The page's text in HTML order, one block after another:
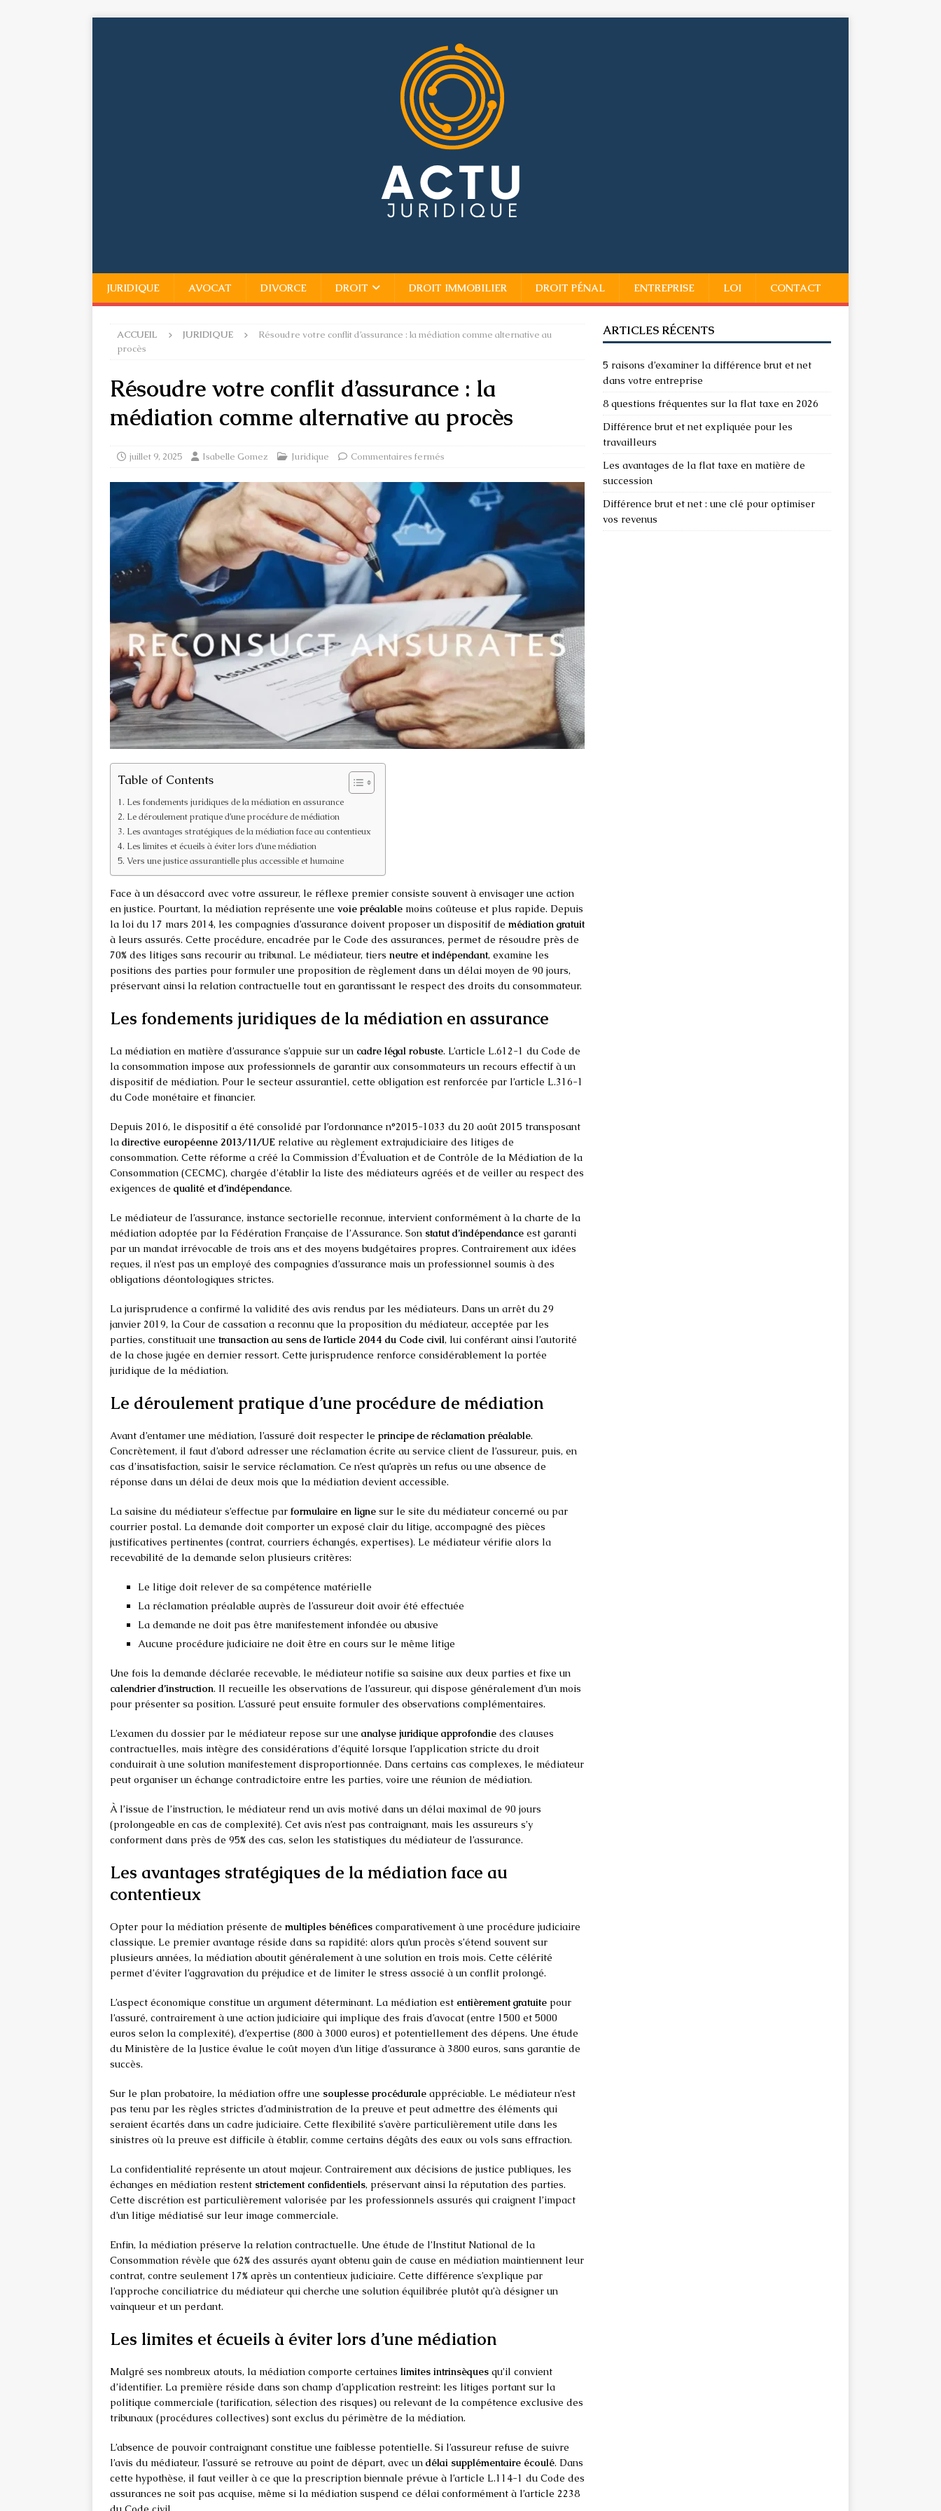
JURIDIQUE AVOCAT DIVORCE DROIT DROIT IMMOBILIER DROIT PÉNAL ENTREPRISE LOI CONTACT
ACCUEIL JURIDIQUE
Résoudre votre conflit d’assurance : la médiation comme alternative au
procès
Résoudre votre conflit d’assurance : la
médiation comme alternative au procès
juillet 9, 2025 Isabelle Gomez Juridique Commentaires fermés
Table of Contents
Les fondements juridiques de la médiation en assurance
Le déroulement pratique d’une procédure de médiation
Les avantages stratégiques de la médiation face au contentieux
Les limites et écueils à éviter lors d’une médiation
Vers une justice assurantielle plus accessible et humaine
Face à un désaccord avec votre assureur, le réflexe premier consiste souvent à envisager une action
en justice. Pourtant, la médiation représente une voie préalable moins coûteuse et plus rapide. Depuis
la loi du 17 mars 2014, les compagnies d’assurance doivent proposer un dispositif de médiation gratuit
à leurs assurés. Cette procédure, encadrée par le Code des assurances, permet de résoudre près de
70% des litiges sans recourir au tribunal. Le médiateur, tiers neutre et indépendant, examine les
positions des parties pour formuler une proposition de règlement dans un délai moyen de 90 jours,
préservant ainsi la relation contractuelle tout en garantissant le respect des droits du consommateur.
Les fondements juridiques de la médiation en assurance
La médiation en matière d’assurance s’appuie sur un cadre légal robuste. L’article L.612-1 du Code de
la consommation impose aux professionnels de garantir aux consommateurs un recours effectif à un
dispositif de médiation. Pour le secteur assurantiel, cette obligation est renforcée par l’article L.316-1
du Code monétaire et financier.
Depuis 2016, le dispositif a été consolidé par l’ordonnance n°2015-1033 du 20 août 2015 transposant
la directive européenne 2013/11/UE relative au règlement extrajudiciaire des litiges de
consommation. Cette réforme a créé la Commission d’Évaluation et de Contrôle de la Médiation de la
Consommation (CECMC), chargée d’établir la liste des médiateurs agréés et de veiller au respect des
exigences de qualité et d’indépendance.
Le médiateur de l’assurance, instance sectorielle reconnue, intervient conformément à la charte de la
médiation adoptée par la Fédération Française de l’Assurance. Son statut d’indépendance est garanti
par un mandat irrévocable de trois ans et des moyens budgétaires propres. Contrairement aux idées
reçues, il n’est pas un employé des compagnies d’assurance mais un professionnel soumis à des
obligations déontologiques strictes.
La jurisprudence a confirmé la validité des avis rendus par les médiateurs. Dans un arrêt du 29
janvier 2019, la Cour de cassation a reconnu que la proposition du médiateur, acceptée par les
parties, constituait une transaction au sens de l’article 2044 du Code civil, lui conférant ainsi l’autorité
de la chose jugée en dernier ressort. Cette jurisprudence renforce considérablement la portée
juridique de la médiation.
Le déroulement pratique d’une procédure de médiation
Avant d’entamer une médiation, l’assuré doit respecter le principe de réclamation préalable.
Concrètement, il faut d’abord adresser une réclamation écrite au service client de l’assureur, puis, en
cas d’insatisfaction, saisir le service réclamation. Ce n’est qu’après un refus ou une absence de
réponse dans un délai de deux mois que la médiation devient accessible.
La saisine du médiateur s’effectue par formulaire en ligne sur le site du médiateur concerné ou par
courrier postal. La demande doit comporter un exposé clair du litige, accompagné des pièces
justificatives pertinentes (contrat, courriers échangés, expertises). Le médiateur vérifie alors la
recevabilité de la demande selon plusieurs critères:
Le litige doit relever de sa compétence matérielle
La réclamation préalable auprès de l’assureur doit avoir été effectuée
La demande ne doit pas être manifestement infondée ou abusive
Aucune procédure judiciaire ne doit être en cours sur le même litige
Une fois la demande déclarée recevable, le médiateur notifie sa saisine aux deux parties et fixe un
calendrier d’instruction. Il recueille les observations de l’assureur, qui dispose généralement d’un mois
pour présenter sa position. L’assuré peut ensuite formuler des observations complémentaires.
L’examen du dossier par le médiateur repose sur une analyse juridique approfondie des clauses
contractuelles, mais intègre des considérations d’équité lorsque l’application stricte du droit
conduirait à une solution manifestement disproportionnée. Dans certains cas complexes, le médiateur
peut organiser un échange contradictoire entre les parties, voire une réunion de médiation.
À l’issue de l’instruction, le médiateur rend un avis motivé dans un délai maximal de 90 jours
(prolongeable en cas de complexité). Cet avis n’est pas contraignant, mais les assureurs s’y
conforment dans près de 95% des cas, selon les statistiques du médiateur de l’assurance.
Les avantages stratégiques de la médiation face au
contentieux
Opter pour la médiation présente de multiples bénéfices comparativement à une procédure judiciaire
classique. Le premier avantage réside dans sa rapidité: alors qu’un procès s’étend souvent sur
plusieurs années, la médiation aboutit généralement à une solution en trois mois. Cette célérité
permet d’éviter l’aggravation du préjudice et de limiter le stress associé à un conflit prolongé.
L’aspect économique constitue un argument déterminant. La médiation est entièrement gratuite pour
l’assuré, contrairement à une action judiciaire qui implique des frais d’avocat (entre 1500 et 5000
euros selon la complexité), d’expertise (800 à 3000 euros) et potentiellement des dépens. Une étude
du Ministère de la Justice évalue le coût moyen d’un litige d’assurance à 3800 euros, sans garantie de
succès.
Sur le plan probatoire, la médiation offre une souplesse procédurale appréciable. Le médiateur n’est
pas tenu par les règles strictes d’administration de la preuve et peut admettre des éléments qui
seraient écartés dans un cadre judiciaire. Cette flexibilité s’avère particulièrement utile dans les
sinistres où la preuve est difficile à établir, comme certains dégâts des eaux ou vols sans effraction.
La confidentialité représente un atout majeur. Contrairement aux décisions de justice publiques, les
échanges en médiation restent strictement confidentiels, préservant ainsi la réputation des parties.
Cette discrétion est particulièrement valorisée par les professionnels assurés qui craignent l’impact
d’un litige médiatisé sur leur image commerciale.
Enfin, la médiation préserve la relation contractuelle. Une étude de l’Institut National de la
Consommation révèle que 62% des assurés ayant obtenu gain de cause en médiation maintiennent leur
contrat, contre seulement 17% après un contentieux judiciaire. Cette différence s’explique par
l’approche conciliatrice du médiateur qui cherche une solution équilibrée plutôt qu’à désigner un
vainqueur et un perdant.
Les limites et écueils à éviter lors d’une médiation
Malgré ses nombreux atouts, la médiation comporte certaines limites intrinsèques qu’il convient
d’identifier. La première réside dans son champ d’application restreint: les litiges portant sur la
politique commerciale (tarification, sélection des risques) ou relevant de la compétence exclusive des
tribunaux (procédures collectives) sont exclus du périmètre de la médiation.
L’absence de pouvoir contraignant constitue une faiblesse potentielle. Si l’assureur refuse de suivre
l’avis du médiateur, l’assuré se retrouve au point de départ, avec un délai supplémentaire écoulé. Dans
cette hypothèse, il faut veiller à ce que la prescription biennale prévue à l’article L.114-1 du Code des
assurances ne soit pas acquise, même si la médiation suspend ce délai conformément à l’article 2238
ARTICLES RÉCENTS
5 raisons d’examiner la différence brut et net
dans votre entreprise
8 questions fréquentes sur la flat taxe en 2026
Différence brut et net expliquée pour les
travailleurs
Les avantages de la flat taxe en matière de
succession
Différence brut et net : une clé pour optimiser
vos revenus